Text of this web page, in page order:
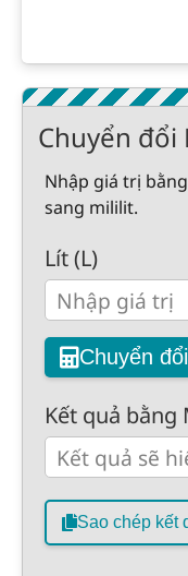
Chuyển đổi
Nhập giá trị
sang mililit.
Lít (L)
Chuyển đổi
Kết quả bằng
Sao chép kết